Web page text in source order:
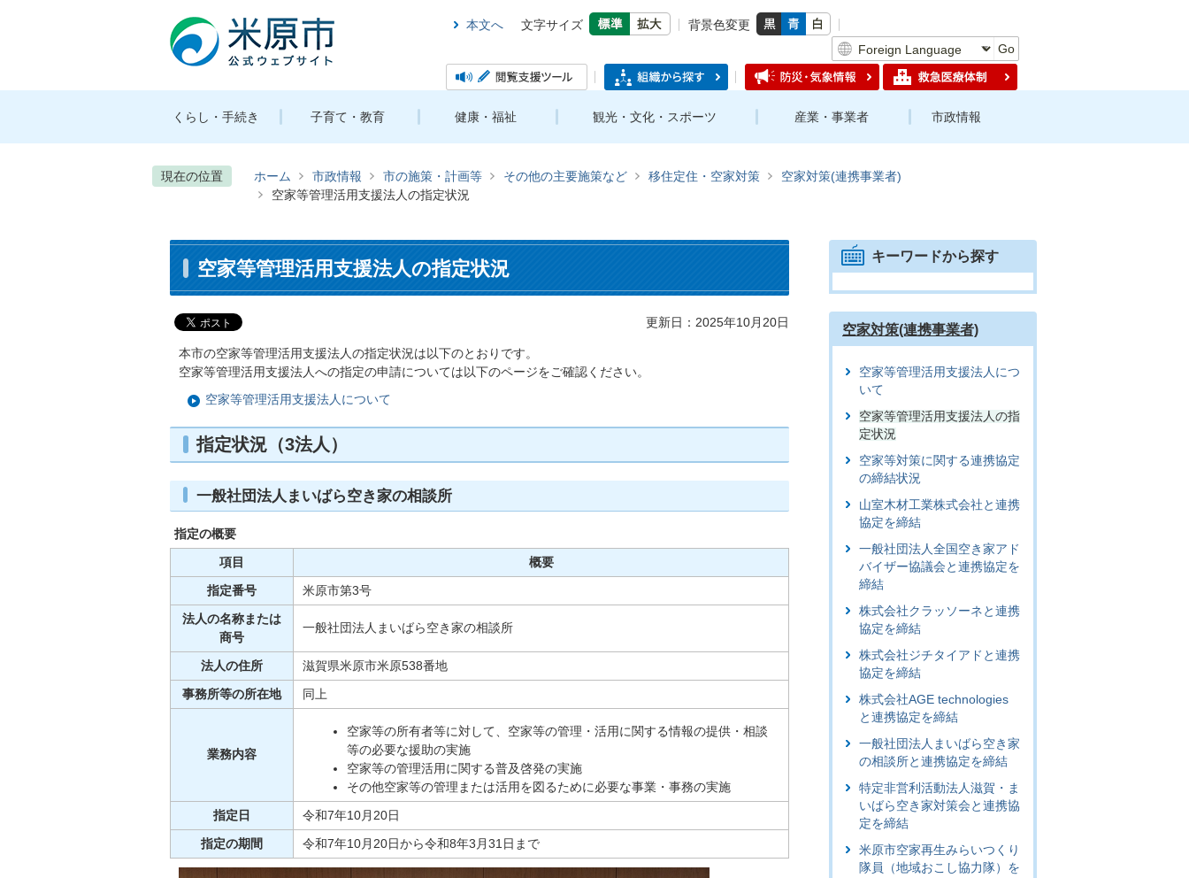
本文へ 文字サイズ
背景色変更
Go
くらし・手続き 子育て・教育 健康・福祉 観光・文化・スポーツ 産業・事業者 市政情報
現在の位置 ホーム 市政情報 市の施策・計画等 その他の主要施策など 移住定住・空家対策
空家対策(連携事業者)
空家等管理活用支援法人の指定状況
空家等管理活用支援法人の指定状況
更新日：2025年10月20日
本市の空家等管理活用支援法人の指定状況は以下のとおりです。
空家等管理活用支援法人への指定の申請については以下のページをご確認ください。
空家等管理活用支援法人について
指定状況（3法人）
一般社団法人まいばら空き家の相談所
指定の概要
項目
概要
指定番号
米原市第3号
法人の名称または
商号
一般社団法人まいばら空き家の相談所
法人の住所
滋賀県米原市米原538番地
事務所等の所在地
同上
業務内容
空家等の所有者等に対して、空家等の管理・活用に関する情報の提供・相談
等の必要な援助の実施
空家等の管理活用に関する普及啓発の実施
その他空家等の管理または活用を図るために必要な事業・事務の実施
指定日
令和7年10月20日
指定の期間
令和7年10月20日から令和8年3月31日まで
キーワードから探す
空家対策(連携事業者)
空家等管理活用支援法人につ
いて
空家等管理活用支援法人の指
定状況
空家等対策に関する連携協定
の締結状況
山室木材工業株式会社と連携
協定を締結
一般社団法人全国空き家アド
バイザー協議会と連携協定を
締結
株式会社クラッソーネと連携
協定を締結
株式会社ジチタイアドと連携
協定を締結
株式会社AGE technologies
と連携協定を締結
一般社団法人まいばら空き家
の相談所と連携協定を締結
特定非営利活動法人滋賀・ま
いばら空き家対策会と連携協
定を締結
米原市空家再生みらいつくり
隊員（地域おこし協力隊）を